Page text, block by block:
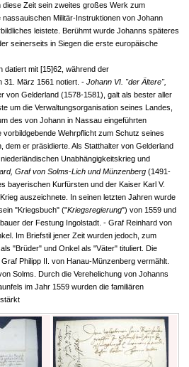
Zeit sein zweites großes Werk zum
nassauischen Militär-Instruktionen von Johann
leistete. Berühmt wurde Johanns späteres
seinerseits in Siegen die erste europäische
datiert mit [15]62, während der
31. März 1561 notiert. - Johann VI. "der Ältere",
von Gelderland (1578-1581), galt als bester aller
um die Verwaltungsorganisation seines Landes,
des von Johann in Nassau eingeführten
Wehrpflicht zum Schutz seines
er präsidierte. Als Statthalter von Gelderland
Unabhängigkeitskrieg und
Graf von Solms-Lich und Münzenberg (1491-
bayerischen Kurfürsten und der Kaiser Karl V.
auszeichnete. In seinen letzten Jahren wurde
"Kriegsbuch" ("Kriegsregierung") von 1559 und
der Festung Ingolstadt. - Graf Reinhard von
Im Briefstil jener Zeit wurden jedoch, zum
"Brüder" und Onkel als "Väter" tituliert. Die
Philipp II. von Hanau-Münzenberg vermählt.
Solms. Durch die Verehelichung von Johanns
im Jahr 1559 wurden die familiären